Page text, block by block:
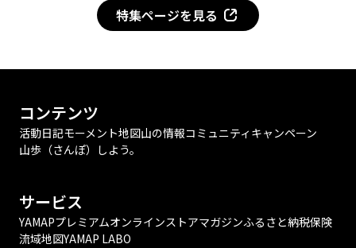
特集ページを見る
コンテンツ
活動日記モーメント地図山の情報コミュニティ キャンペーン
山歩（さんぽ）しよう。
サービス
YAMAPプレミアムオンラインストアマガジンふるさと納税保険
流域地図YAMAP LABO